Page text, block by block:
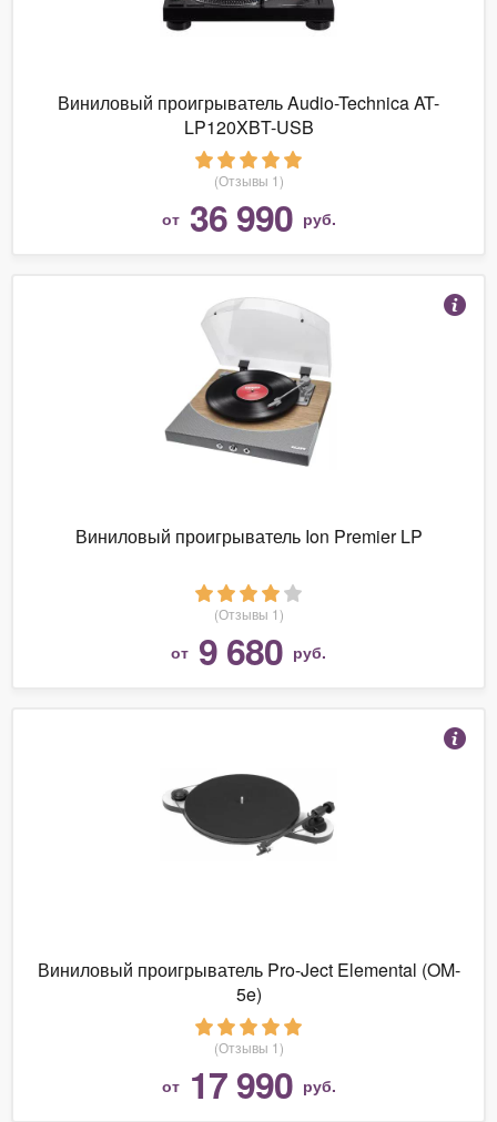
Виниловый проигрыватель Audio-Technica AT-
LP120XBT-USB
(Отзывы 1)
от 36 990 руб.
Виниловый проигрыватель Ion Premier LP
(Отзывы 1)
от 9 680 руб.
Виниловый проигрыватель Pro-Ject Elemental (OM-
5e)
(Отзывы 1)
от 17 990 руб.